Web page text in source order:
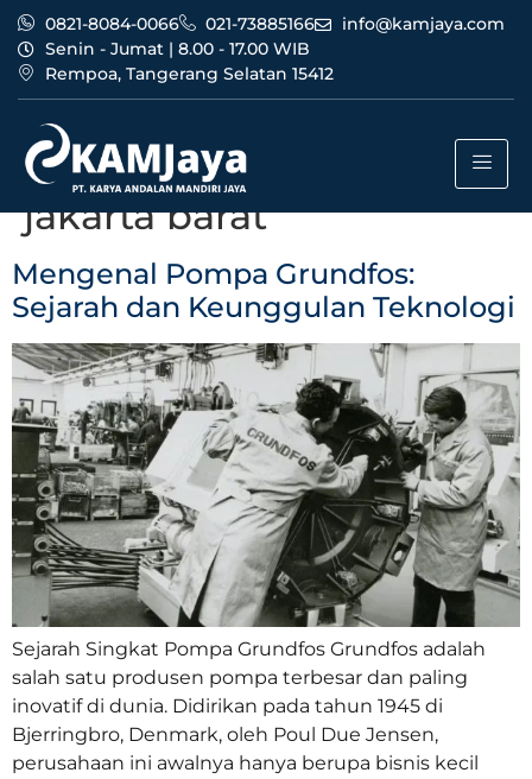
0821-8084-0066 021-73885166
info@kamjaya.com
Senin - Jumat | 8.00 - 17.00 WIB
Rempoa, Tangerang Selatan 15412
Tag:
grundfos bandung
jakarta barat
Mengenal Pompa Grundfos:
Sejarah dan Keunggulan Teknologi
Sejarah Singkat Pompa Grundfos Grundfos adalah
salah satu produsen pompa terbesar dan paling
inovatif di dunia. Didirikan pada tahun 1945 di
Bjerringbro, Denmark, oleh Poul Due Jensen,
perusahaan ini awalnya hanya berupa bisnis kecil